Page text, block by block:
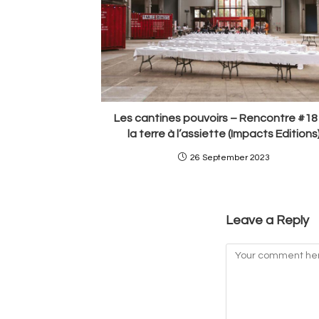
Les cantines pouvoirs – Rencontre #18
la terre à l’assiette (Impacts
26 September 2023
Leave a Reply
Comment